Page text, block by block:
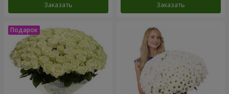
Заказать Заказать